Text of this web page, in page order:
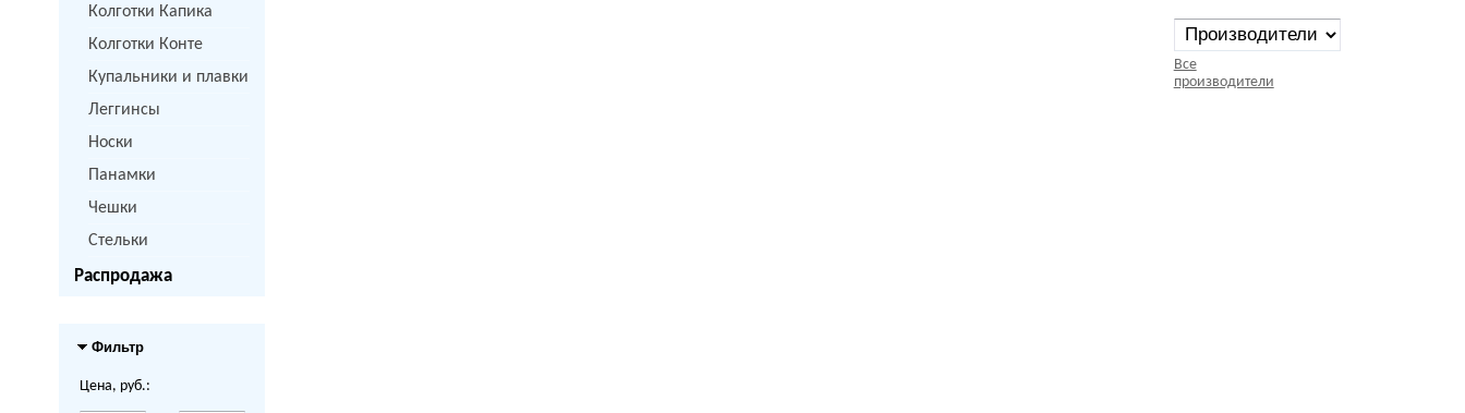
Колготки Капика
Колготки Конте
Купальники и плавки
Леггинсы
Носки
Панамки
Чешки
Стельки
Распродажа
Фильтр
Цена, руб.:
Все
производители